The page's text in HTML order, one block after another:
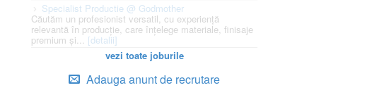
Specialist Productie @ Godmother
Căutăm un profesionist versatil, cu experiență
relevantă în producție, care înțelege materiale, finisaje
premium și... [detalii]
vezi toate joburile
Adauga anunt de recrutare